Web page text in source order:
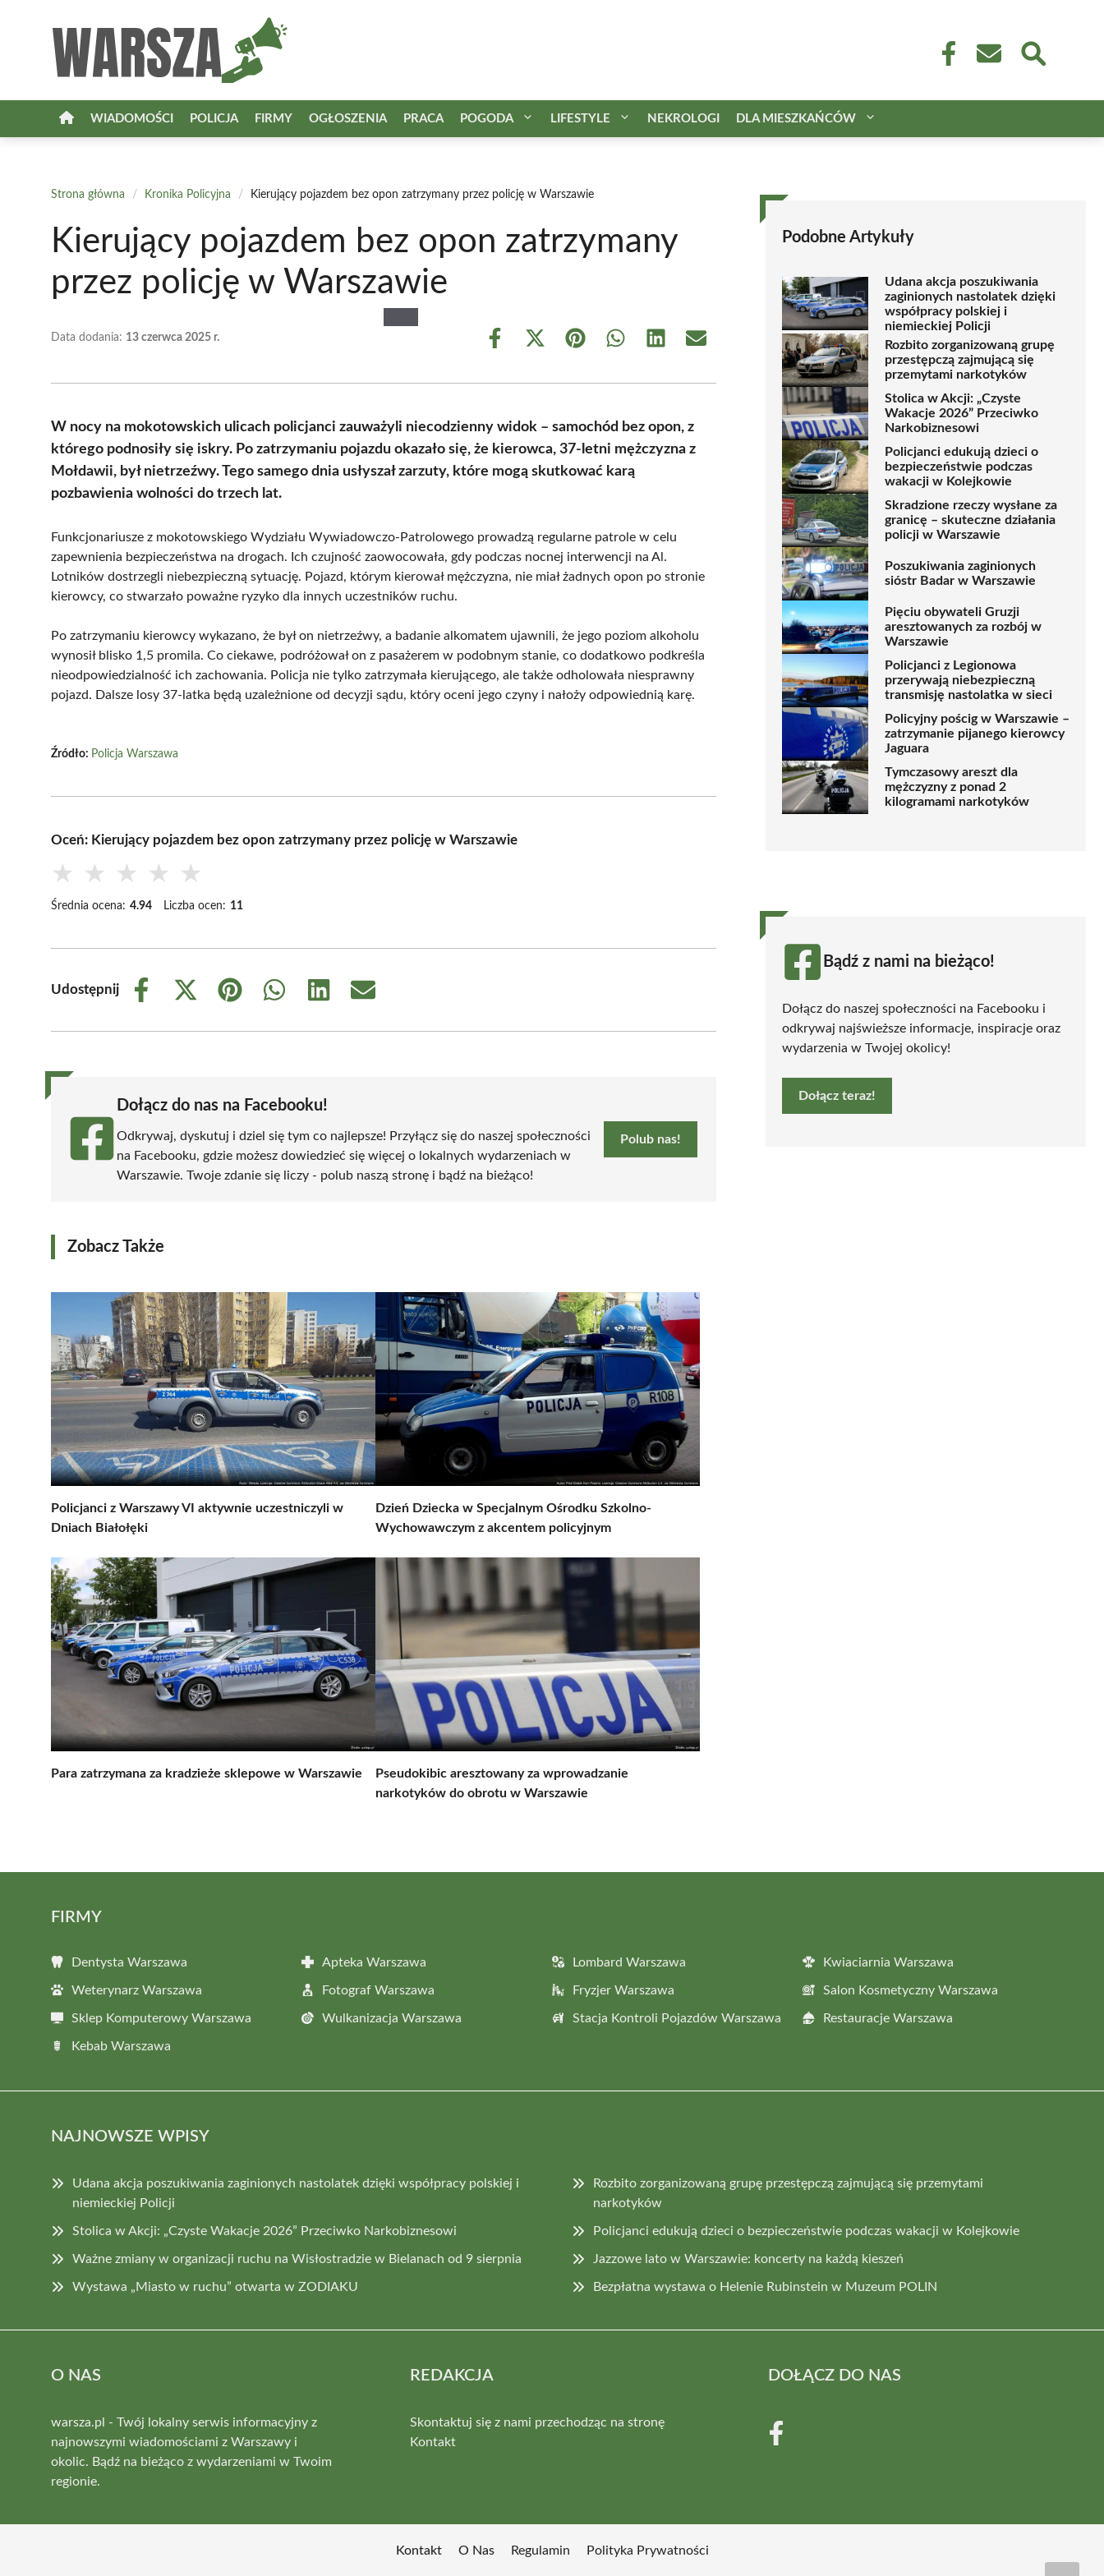
WIADOMOŚCI POLICJA FIRMY OGŁOSZENIA PRACA POGODA LIFESTYLE NEKROLOGI DLA MIESZKAŃCÓW
Strona główna / Kronika Policyjna / Kierujący pojazdem bez opon zatrzymany przez policję w Warszawie
Kierujący pojazdem bez opon zatrzymany
przez policję w Warszawie
Data dodania: 13 czerwca 2025 r.
Share
Share
(Twitter)
Share Share Share Share
W nocy na mokotowskich ulicach policjanci zauważyli niecodzienny widok – samochód bez opon, z
którego podnosiły się iskry. Po zatrzymaniu pojazdu okazało się, że kierowca, 37-letni mężczyzna z
Mołdawii, był nietrzeźwy. Tego samego dnia usłyszał zarzuty, które mogą skutkować karą
pozbawienia wolności do trzech lat.
Funkcjonariusze z mokotowskiego Wydziału Wywiadowczo-Patrolowego prowadzą regularne patrole w celu
zapewnienia bezpieczeństwa na drogach. Ich czujność zaowocowała, gdy podczas nocnej interwencji na Al.
Lotników dostrzegli niebezpieczną sytuację. Pojazd, którym kierował mężczyzna, nie miał żadnych opon po stronie
kierowcy, co stwarzało poważne ryzyko dla innych uczestników ruchu.
Po zatrzymaniu kierowcy wykazano, że był on nietrzeźwy, a badanie alkomatem ujawnili, że jego poziom alkoholu
wynosił blisko 1,5 promila. Co ciekawe, podróżował on z pasażerem w podobnym stanie, co dodatkowo podkreśla
nieodpowiedzialność ich zachowania. Policja nie tylko zatrzymała kierującego, ale także odholowała niesprawny
pojazd. Dalsze losy 37-latka będą uzależnione od decyzji sądu, który oceni jego czyny i nałoży odpowiednią karę.
Źródło: Policja Warszawa
Oceń: Kierujący pojazdem bez opon zatrzymany przez policję w Warszawie
★ ★ ★ ★ ★
Średnia ocena: 4.94 Liczba ocen: 11
Udostępnij
Share
Share
(Twitter)
Share
Share
Share
Share
Dołącz do nas na Facebooku!
Odkrywaj, dyskutuj i dziel się tym co najlepsze! Przyłącz się do naszej społeczności
na Facebooku, gdzie możesz dowiedzieć się więcej o lokalnych wydarzeniach w
Warszawie. Twoje zdanie się liczy - polub naszą stronę i bądź na bieżąco!
Polub nas!
Zobacz Także
Policjanci z Warszawy VI aktywnie uczestniczyli w
Dniach Białołęki
Dzień Dziecka w Specjalnym Ośrodku Szkolno-
Wychowawczym z akcentem policyjnym
Para zatrzymana za kradzieże sklepowe w Warszawie
Pseudokibic aresztowany za wprowadzanie
narkotyków do obrotu w Warszawie
Podobne Artykuły
Udana akcja poszukiwania
zaginionych nastolatek dzięki
współpracy polskiej i
niemieckiej Policji
Rozbito zorganizowaną grupę
przestępczą zajmującą się
przemytami narkotyków
Stolica w Akcji: „Czyste
Wakacje 2026” Przeciwko
Narkobiznesowi
Policjanci edukują dzieci o
bezpieczeństwie podczas
wakacji w Kolejkowie
Skradzione rzeczy wysłane za
granicę – skuteczne działania
policji w Warszawie
Poszukiwania zaginionych
sióstr Badar w Warszawie
Pięciu obywateli Gruzji
aresztowanych za rozbój w
Warszawie
Policjanci z Legionowa
przerywają niebezpieczną
transmisję nastolatka w sieci
Policyjny pościg w Warszawie –
zatrzymanie pijanego kierowcy
Jaguara
Tymczasowy areszt dla
mężczyzny z ponad 2
kilogramami narkotyków
Bądź z nami na bieżąco!
Dołącz do naszej społeczności na Facebooku i
odkrywaj najświeższe informacje, inspiracje oraz
wydarzenia w Twojej okolicy!
Dołącz teraz!
FIRMY
Dentysta Warszawa Apteka Warszawa Lombard Warszawa Kwiaciarnia Warszawa
Weterynarz Warszawa Fotograf Warszawa Fryzjer Warszawa Salon Kosmetyczny Warszawa
Sklep Komputerowy Warszawa Wulkanizacja Warszawa Stacja Kontroli Pojazdów Warszawa Restauracje Warszawa
Kebab Warszawa
NAJNOWSZE WPISY
Udana akcja poszukiwania zaginionych nastolatek dzięki współpracy polskiej i
niemieckiej Policji
Rozbito zorganizowaną grupę przestępczą zajmującą się przemytami
narkotyków
Stolica w Akcji: „Czyste Wakacje 2026” Przeciwko Narkobiznesowi Policjanci edukują dzieci o bezpieczeństwie podczas wakacji w Kolejkowie
Ważne zmiany w organizacji ruchu na Wisłostradzie w Bielanach od 9 sierpnia Jazzowe lato w Warszawie: koncerty na każdą kieszeń
Wystawa „Miasto w ruchu” otwarta w ZODIAKU Bezpłatna wystawa o Helenie Rubinstein w Muzeum POLIN
O NAS
warsza.pl - Twój lokalny serwis informacyjny z
najnowszymi wiadomościami z Warszawy i
okolic. Bądź na bieżąco z wydarzeniami w Twoim
regionie.
REDAKCJA
Skontaktuj się z nami przechodząc na stronę
Kontakt
DOŁĄCZ DO NAS
Kontakt O Nas Regulamin Polityka Prywatności